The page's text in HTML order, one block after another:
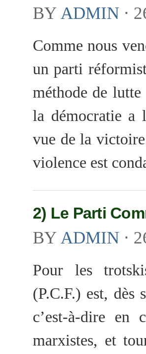
BY ADMIN ⋅
Comme nous
un parti
méthode de
la démocratie a
vue de la
violence est
2) Le Parti
BY ADMIN ⋅
Pour les
(P.C.F.) est,
c’est-à-dire en
marxistes, et